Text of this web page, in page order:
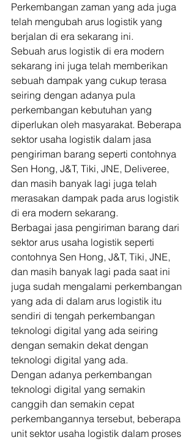
Perkembangan zaman yang ada juga
telah mengubah arus logistik yang
berjalan di era sekarang ini.
Sebuah arus logistik di era modern
sekarang ini juga telah memberikan
sebuah dampak yang cukup terasa
seiring dengan adanya pula
perkembangan kebutuhan yang
diperlukan oleh masyarakat. Beberapa
sektor usaha logistik dalam jasa
pengiriman barang seperti contohnya
Sen Hong, J&T, Tiki, JNE, Deliveree,
dan masih banyak lagi juga telah
merasakan dampak pada arus logistik
di era modern sekarang.
Berbagai jasa pengiriman barang dari
sektor arus usaha logistik seperti
contohnya Sen Hong, J&T, Tiki, JNE,
dan masih banyak lagi pada saat ini
juga sudah mengalami perkembangan
yang ada di dalam arus logistik itu
sendiri di tengah perkembangan
teknologi digital yang ada seiring
dengan semakin dekat dengan
teknologi digital yang ada.
Dengan adanya perkembangan
teknologi digital yang semakin
canggih dan semakin cepat
perkembangannya tersebut, beberapa
unit sektor usaha logistik dalam proses